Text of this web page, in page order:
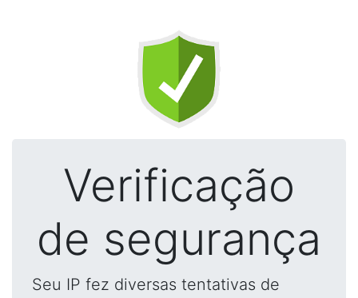
Verificação
de segurança
Seu IP fez diversas tentativas de